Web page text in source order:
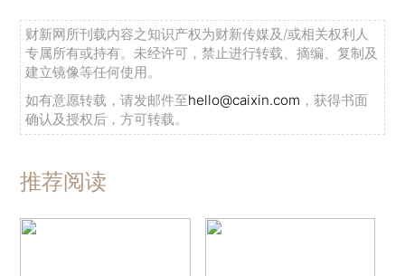
财新网所刊载内容之知识产权为财新传媒及/或相关权利人
专属所有或持有。未经许可，禁止进行转载、摘编、复制及
建立镜像等任何使用。
如有意愿转载，请发邮件至hello@caixin.com ，获得书面
确认及授权后，方可转载。
推荐阅读